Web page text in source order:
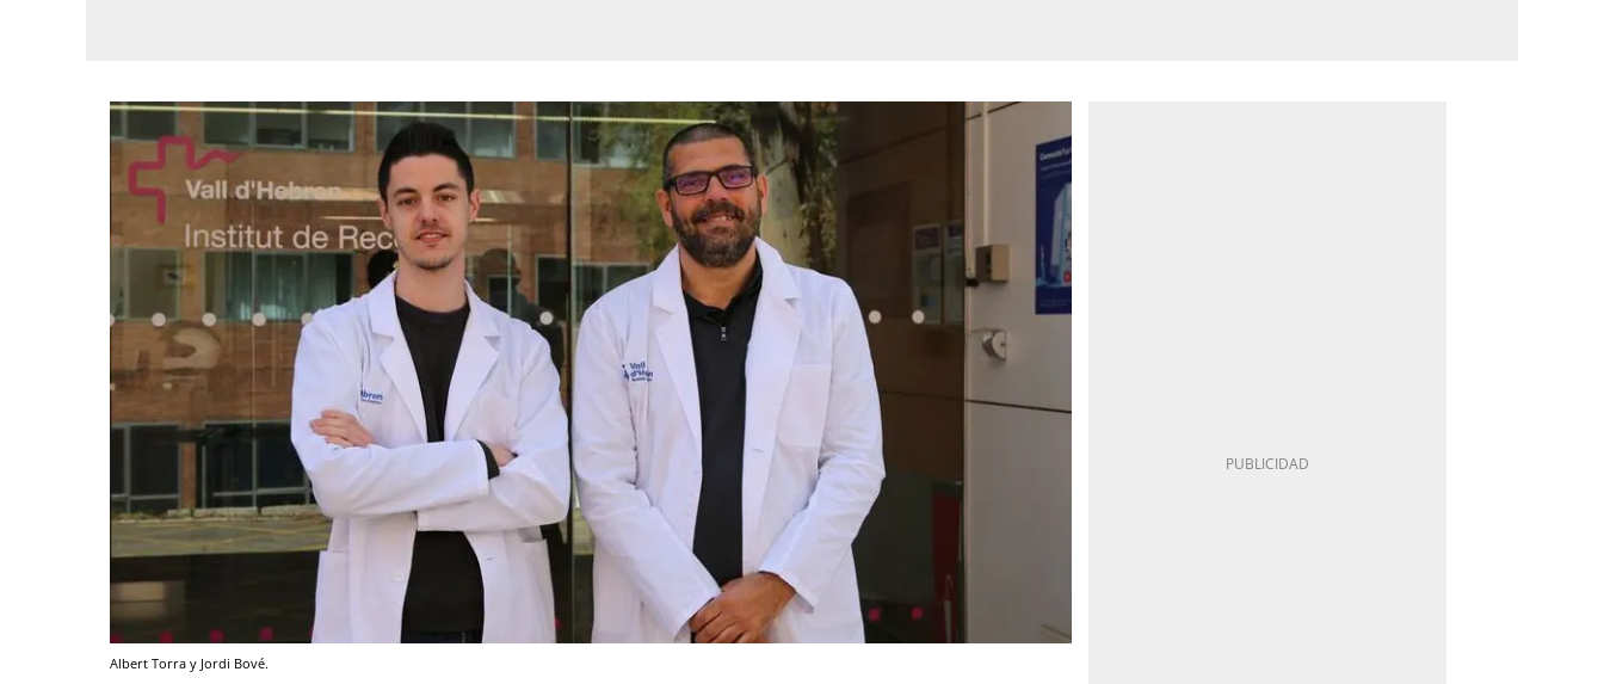
Albert Torra y Jordi Bové.